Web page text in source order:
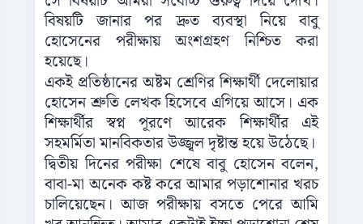
বিষয়টি জানার পর দ্রুত ব্যবস্থা নিয়ে বাবু
হোসেনের পরীক্ষায় অংশগ্রহণ নিশ্চিত করা
হয়েছে।
একই প্রতিষ্ঠানের অষ্টম শ্রেণির শিক্ষার্থী দেলোয়ার
হোসেন শ্রুতি লেখক হিসেবে এগিয়ে আসে। এক
শিক্ষার্থীর স্বপ্ন পূরণে আরেক শিক্ষার্থীর এই
সহমর্মিতা মানবিকতার উজ্জ্বল দৃষ্টান্ত হয়ে উঠেছে।
দ্বিতীয় দিনের পরীক্ষা শেষে বাবু হোসেন বলেন,
বাবা-মা অনেক কষ্ট করে আমার পড়াশোনার খরচ
চালিয়েছেন। আজ পরীক্ষায় বসতে পেরে আমি